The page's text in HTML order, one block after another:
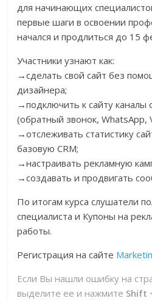
для начинающих
первые шаги в освоении
начался и продлиться до 15
Участники узнают как:
→сделать свой сайт без
дизайнера;
→подключить к сайту каналы
(обратный звонок, WhatsApp,
→отслеживать статистику
базовую CRM;
→настраивать рекламную
→создавать и продвигать
По итогам курса слушатели
специалиста и Купоны на
работы.
Регистрация на сайте
Если Вы нашли ошибку на
выделите ее и нажмите Shift